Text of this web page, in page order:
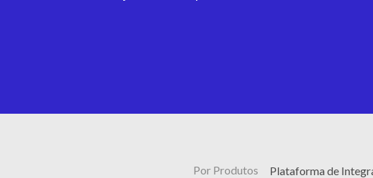
Por Produtos Plataforma de